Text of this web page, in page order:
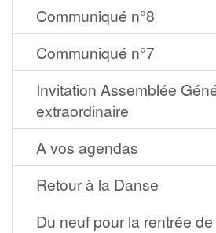
Communiqué n°8
Communiqué n°7
Invitation Assemblée
extraordinaire
A vos agendas
Retour à la Danse
Du neuf pour la rentrée de